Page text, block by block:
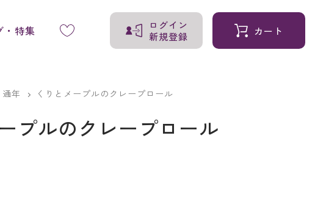
・特集
ログイン
新規登録
カート
通年 くりとメープルのクレープロール
プルのクレープロール